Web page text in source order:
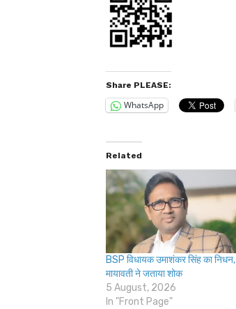
Share PLEASE:
WhatsApp
Related
BSP विधायक उमाशंकर सिंह का निधन,
मायावती ने जताया शोक
5 August, 2026
In "Front Page"